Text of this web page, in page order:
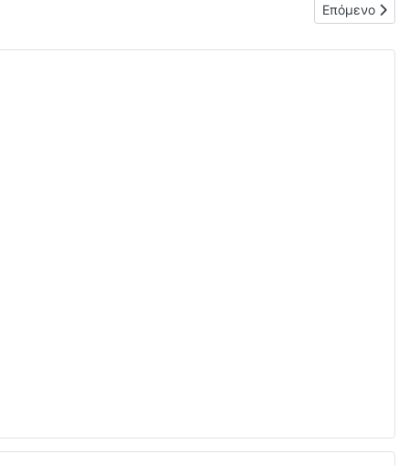
Ποδοσφαίρου και Κλασικού Αθλητισμού ΓΕΛ και ΕΠΑΛ
Επόμενο
Επόμενο